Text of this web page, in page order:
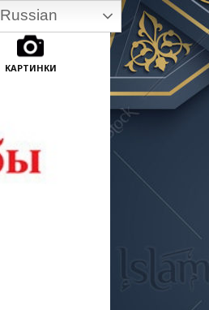
КАРТИНКИ
Russian